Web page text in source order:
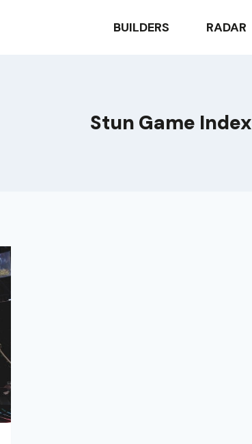
BUILDERS RADAR
Stun Game Index